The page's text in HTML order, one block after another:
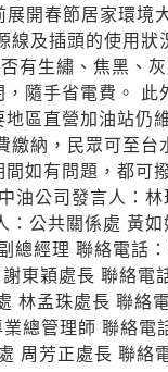
開春節居家環境
及插頭的使用狀
有生繡、焦黑、
隨手省電費。 此
區直營加油站仍
納，民眾可至台
如有問題，都可
油公司發言人：
：公共關係處 黃
總經理 聯絡電話
東穎處長 聯絡電
林孟珠處長 聯絡
總管理師 聯絡電
周芳正處長 聯絡